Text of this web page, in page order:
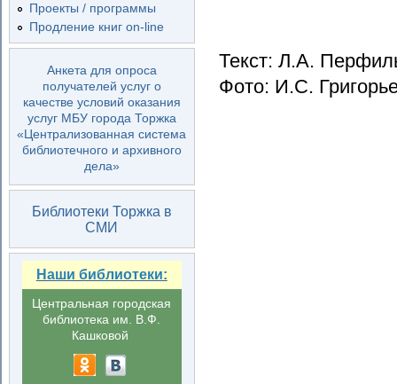
Проекты / программы
Продление книг on-line
Анкета для опроса
получателей услуг о
качестве условий оказания
услуг МБУ города Торжка
«Централизованная система
библиотечного и архивного
дела»
Библиотеки Торжка в
СМИ
Наши библиотеки:
Центральная городская
библиотека им. В.Ф.
Кашковой
Текст: Л.А.
Фото: И.С.